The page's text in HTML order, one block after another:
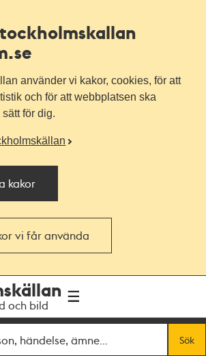
använder vi kakor, cookies, för att
och för att webbplatsen ska
för dig.
kakor
vi får använda
och bild
Sök